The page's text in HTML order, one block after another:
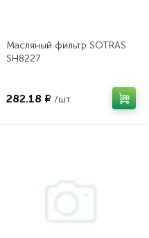
Масляный фильтр SOTRAS
SH8227
282.18 ₽ /шт